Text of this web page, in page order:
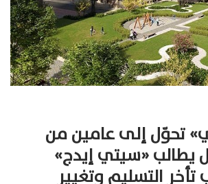
تحوّل إلى عامين من
يطالب «سيتي إيدج»
التسليم وتغيير